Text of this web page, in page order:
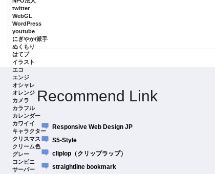
twitter
WebGL
WordPress
youtube
にぎやか/派手
ぬくもり
はてブ
イラスト
エコ
エンジ
オシャレ
オレンジ
カメラ
カラフル
カレンダー
カワイイ
キャラクター
クリスマス
クリーム色
グレー
コンビニ
サーバー
Recommend Link
Responsive Web Design JP
S5-Style
cliplop（クリップラップ）
straightline bookmark